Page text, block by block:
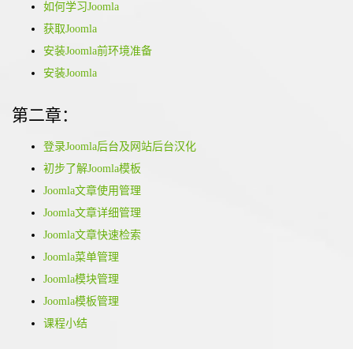
如何学习Joomla
获取Joomla
安装Joomla前环境准备
安装Joomla
第二章：
登录Joomla后台及网站后台汉化
初步了解Joomla模板
Joomla文章使用管理
Joomla文章详细管理
Joomla文章快速检索
Joomla菜单管理
Joomla模块管理
Joomla模板管理
课程小结